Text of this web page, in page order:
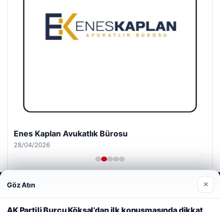
Enes Kaplan Avukatlık Bürosu
28/04/2026
Web sitemizi nasıl kullandığınızı daha iyi anlayabilmek,
deneyiminizi kişiselleştirmek ve geliştirmek amacıyla çerezler
kullanıyoruz.
Çerez Politikamız
Göz Atın ×
AK Partili Burcu Köksal’dan ilk konuşmasında dikkat